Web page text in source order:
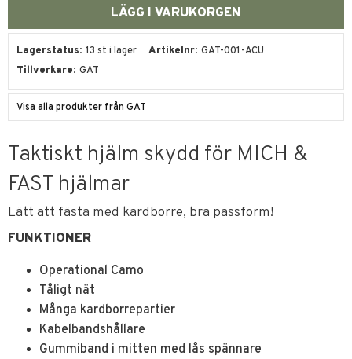
Lagerstatus 13 st i lager Artikelnr GAT-001-ACU
Tillverkare GAT
Visa alla produkter från GAT
Taktiskt hjälm skydd för MICH &
FAST hjälmar
Lätt att fästa med kardborre, bra passform!
FUNKTIONER
Operational Camo
Tåligt nät
Många kardborrepartier
Kabelbandshållare
Gummiband i mitten med lås spännare